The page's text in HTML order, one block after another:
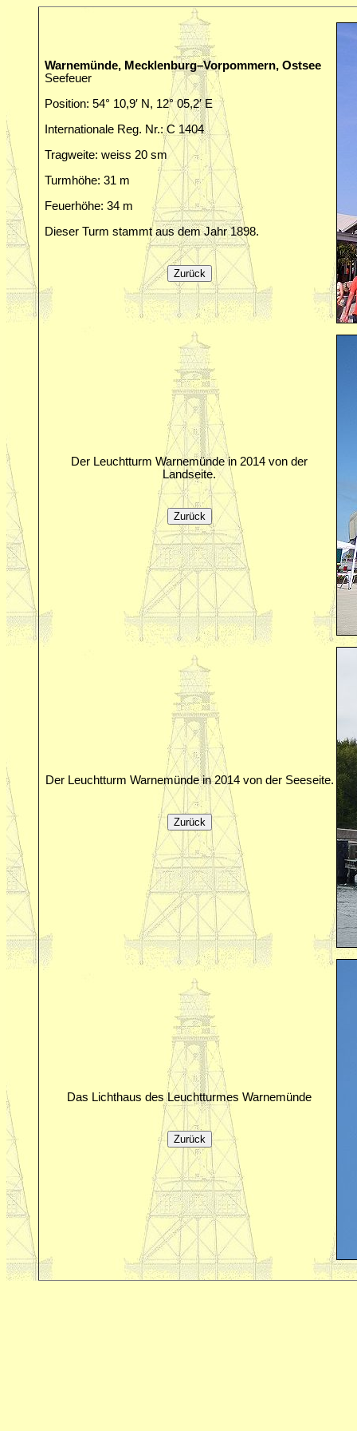
Warnemünde, Mecklenburg–Vorpommern, Ostsee
Seefeuer
Position: 54° 10,9′ N, 12° 05,2′ E
Internationale Reg. Nr.: C 1404
Tragweite: weiss 20 sm
Turmhöhe: 31 m
Feuerhöhe: 34 m
Dieser Turm stammt aus dem Jahr 1898.
Der Leuchtturm Warnemünde in 2014 von der
Landseite.
Der Leuchtturm Warnemünde in 2014 von der Seeseite.
Das Lichthaus des Leuchtturmes Warnemünde